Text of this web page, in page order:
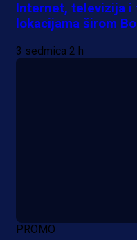
Internet, televizija i
lokacijama širom
3 sedmica 2 h
PROMO